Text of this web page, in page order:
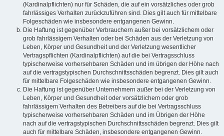
(Kardinalpflichten) nur für Schäden, die auf ein vorsätzliches oder grob
fahrlässiges Verhalten zurückzuführen sind. Dies gilt auch für mittelbare
Folgeschäden wie insbesondere entgangenen Gewinn.
Die Haftung ist gegenüber Verbrauchern außer bei vorsätzlichem oder
grob fahrlässigem Verhalten oder bei Schäden aus der Verletzung von
Leben, Körper und Gesundheit und der Verletzung wesentlicher
Vertragspflichten (Kardinalpflichten) auf die bei Vertragsschluss
typischerweise vorhersehbaren Schäden und im übrigen der Höhe nach
auf die vertragstypischen Durchschnittsschäden begrenzt. Dies gilt auch
für mittelbare Folgeschäden wie insbesondere entgangenen Gewinn.
Die Haftung ist gegenüber Unternehmern außer bei der Verletzung von
Leben, Körper und Gesundheit oder vorsätzlichem oder grob
fahrlässigem Verhalten des Betreibers auf die bei Vertragsschluss
typischerweise vorhersehbaren Schäden und im Übrigen der Höhe
nach auf die vertragstypischen Durchschnittsschäden begrenzt. Dies gilt
auch für mittelbare Schäden, insbesondere entgangenen Gewinn.